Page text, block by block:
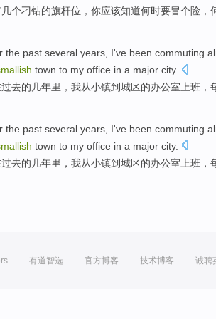
几个刁钻的旗杆位 ， 你应该知道何时要冒个险，
the past several years I've been commuting
town to my office in a major city.
过去的 几年里， 我从小镇到城区的办公室 上班 ，
the past several years I've been commuting
town to my office in a major city.
过去的 几年里， 我从小镇到城区的办公室 上班 ，
有道智选 官方博客 技术博客 诚聘